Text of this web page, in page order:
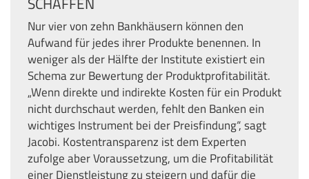
Nur vier von zehn Bankhäusern können den
Aufwand für jedes ihrer Produkte benennen. In
weniger als der Hälfte der Institute existiert ein
Schema zur Bewertung der Produktprofitabilität.
„Wenn direkte und indirekte Kosten für ein Produkt
nicht durchschaut werden, fehlt den Banken ein
wichtiges Instrument bei der Preisfindung“, sagt
Jacobi. Kostentransparenz ist dem Experten
zufolge aber Voraussetzung, um die Profitabilität
einer Dienstleistung zu steigern und dafür die